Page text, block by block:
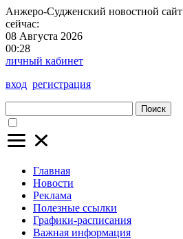
Анжеро-Судженский новостной сайт
сейчас:
08 Августа 2026
00:28
личный кабинет
вход регистрация
Поиск
Главная
Новости
Реклама
Полезные ссылки
Графики-расписания
Важная информация